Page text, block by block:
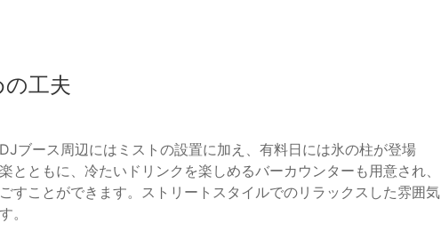
工夫
ブース周辺にはミストの設置に加え、有料日には氷の柱が登場
とともに、冷たいドリンクを楽しめるバーカウンターも用意され、
すことができます。ストリートスタイルでのリラックスした雰囲気
。